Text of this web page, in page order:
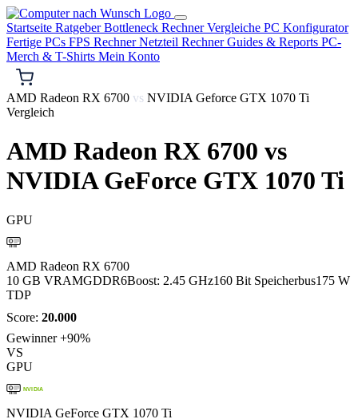
Startseite RatgeberBottleneck RechnerVergleiche PC Konfigurator
Fertige PCs FPS RechnerNetzteil RechnerGuides & Reports PC-
Merch & T-Shirts Mein Konto
AMD Radeon RX 6700 vs NVIDIA Geforce GTX 1070 Ti
Vergleich
AMD Radeon RX 6700 vs
NVIDIA GeForce GTX 1070 Ti
GPU
AMD Radeon RX 6700
10 GB VRAMGDDR6Boost: 2.45 GHz160 Bit Speicherbus175 W
TDP
Score: 20.000
Gewinner+90%
VS
GPU
NVIDIA
NVIDIA GeForce GTX 1070 Ti